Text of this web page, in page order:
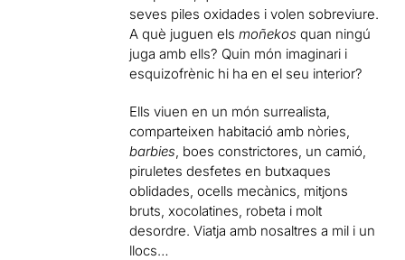
seves piles oxidades i volen sobreviure.
A què juguen elsmoñekos quan ningú
juga amb ells? Quin món imaginari i
esquizofrènic hi ha en el seu interior?
Ells viuen en un món surrealista,
comparteixen habitació amb nòries,
barbies, boes constrictores, un camió,
piruletes desfetes en butxaques
oblidades, ocells mecànics, mitjons
bruts, xocolatines, robeta i molt
desordre. Viatja amb nosaltres a mil i un
llocs…